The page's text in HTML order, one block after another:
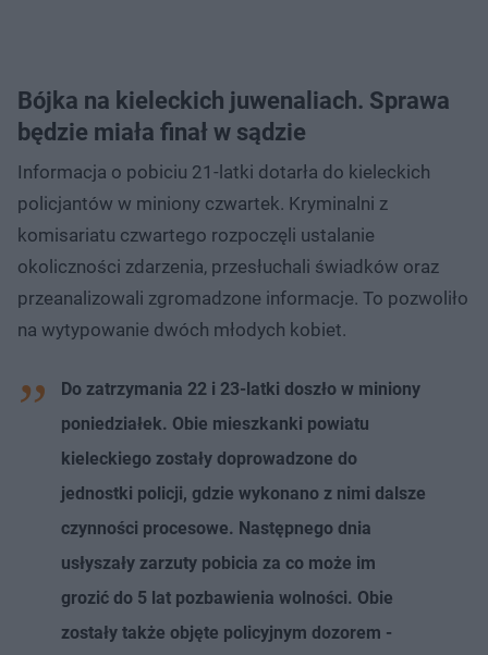
Bójka na kieleckich juwenaliach. Sprawa
będzie miała finał w sądzie
Informacja o pobiciu 21-latki dotarła do kieleckich
policjantów w miniony czwartek. Kryminalni z
komisariatu czwartego rozpoczęli ustalanie
okoliczności zdarzenia, przesłuchali świadków oraz
przeanalizowali zgromadzone informacje. To pozwoliło
na wytypowanie dwóch młodych kobiet.
Do zatrzymania 22 i 23-latki doszło w miniony
poniedziałek. Obie mieszkanki powiatu
kieleckiego zostały doprowadzone do
jednostki policji, gdzie wykonano z nimi dalsze
czynności procesowe. Następnego dnia
usłyszały zarzuty pobicia za co może im
grozić do 5 lat pozbawienia wolności. Obie
zostały także objęte policyjnym dozorem -